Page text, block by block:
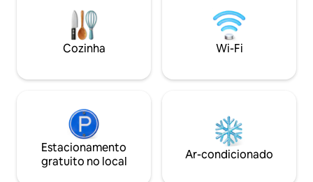
fogão campeiro
etanol.
Cozinha Wi-Fi
Estacionamento
gratuito no local
Ar-condicionado